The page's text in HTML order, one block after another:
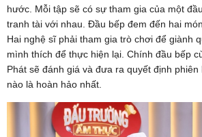
hước. Mỗi tập sẽ có sự tham gia của một
tranh tài với nhau. Đầu bếp đem đến hai
Hai nghệ sĩ phải tham gia trò chơi để giành
mình thích để thực hiện lại. Chính đầu bếp
Phát sẽ đánh giá và đưa ra quyết định
nào là hoàn hảo nhất.